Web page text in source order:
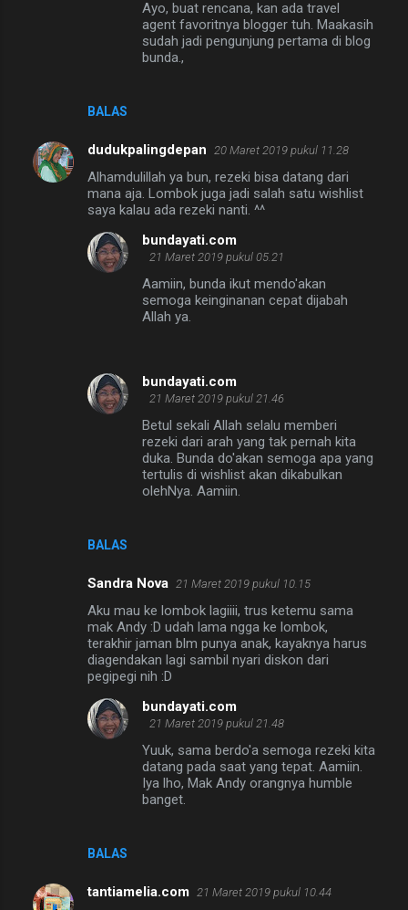
BALAS
Ayo, buat rencana, kan ada travel
agent favoritnya blogger tuh. Maakasih
sudah jadi pengunjung pertama di blog
bunda.,
dudukpalingdepan 20 Maret 2019 pukul 11.28
Alhamdulillah ya bun, rezeki bisa datang dari
mana aja. Lombok juga jadi salah satu wishlist
saya kalau ada rezeki nanti. ^^
BALAS
bundayati.com
21 Maret 2019 pukul 05.21
Aamiin, bunda ikut mendo'akan
semoga keinginanan cepat dijabah
Allah ya.
bundayati.com
21 Maret 2019 pukul 21.46
Betul sekali Allah selalu memberi
rezeki dari arah yang tak pernah kita
duka. Bunda do'akan semoga apa yang
tertulis di wishlist akan dikabulkan
olehNya. Aamiin.
Sandra Nova 21 Maret 2019 pukul 10.15
Aku mau ke lombok lagiiii, trus ketemu sama
mak Andy :D udah lama ngga ke lombok,
terakhir jaman blm punya anak, kayaknya harus
diagendakan lagi sambil nyari diskon dari
pegipegi nih :D
BALAS
bundayati.com
21 Maret 2019 pukul 21.48
Yuuk, sama berdo'a semoga rezeki kita
datang pada saat yang tepat. Aamiin.
Iya lho, Mak Andy orangnya humble
banget.
tantiamelia.com 21 Maret 2019 pukul 10.44